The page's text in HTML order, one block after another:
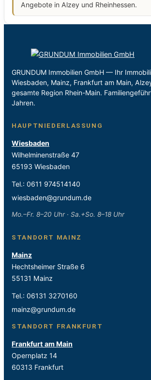
Angebote in Alzey und Rheinhessen.
GRUNDUM Immobilien GmbH — Ihr
Wiesbaden, Mainz, Frankfurt am Main,
gesamte Region Rhein-Main.
Jahren.
HAUPTNIEDERLASSUNG
Wiesbaden
Wilhelminenstraße 47
65193 Wiesbaden
Tel.: 0611 974514140
wiesbaden@grundum.de
Mo.–Fr. 8–20 Uhr · Sa.+So. 8–18 Uhr
STANDORT MAINZ
Mainz
Hechtsheimer Straße 6
55131 Mainz
Tel.: 06131 3270160
mainz@grundum.de
STANDORT FRANKFURT
Frankfurt am Main
Opernplatz 14
60313 Frankfurt